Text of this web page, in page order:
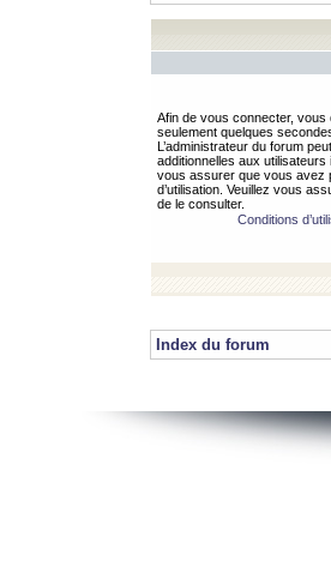
Afin de vous connecter, vous
seulement quelques
L’administrateur du forum
additionnelles aux
vous assurer que vous avez
d’utilisation. Veuillez vous
de le consulter.
Conditions
Index du forum